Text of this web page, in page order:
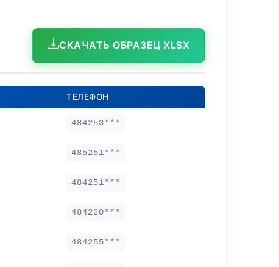
СКАЧАТЬ ОБРАЗЕЦ XLSX
ТЕЛЕФОН
484253***
485251***
484251***
484220***
484255***